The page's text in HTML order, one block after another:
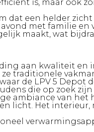
is, maar ook
dat een helder
met familie
maakt, wat
aan kwaliteit en
traditionele
de LPV 5
die op zoek
ambiance van
licht. Het